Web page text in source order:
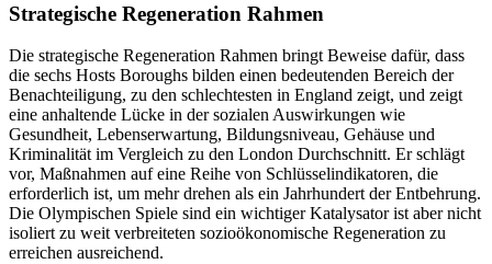
Strategische Regeneration Rahmen
Die strategische Regeneration Rahmen bringt Beweise dafür, dass
die sechs Hosts Boroughs bilden einen bedeutenden Bereich der
Benachteiligung, zu den schlechtesten in England zeigt, und zeigt
eine anhaltende Lücke in der sozialen Auswirkungen wie
Gesundheit, Lebenserwartung, Bildungsniveau, Gehäuse und
Kriminalität im Vergleich zu den London Durchschnitt. Er schlägt
vor, Maßnahmen auf eine Reihe von Schlüsselindikatoren, die
erforderlich ist, um mehr drehen als ein Jahrhundert der Entbehrung.
Die Olympischen Spiele sind ein wichtiger Katalysator ist aber nicht
isoliert zu weit verbreiteten sozioökonomische Regeneration zu
erreichen ausreichend.